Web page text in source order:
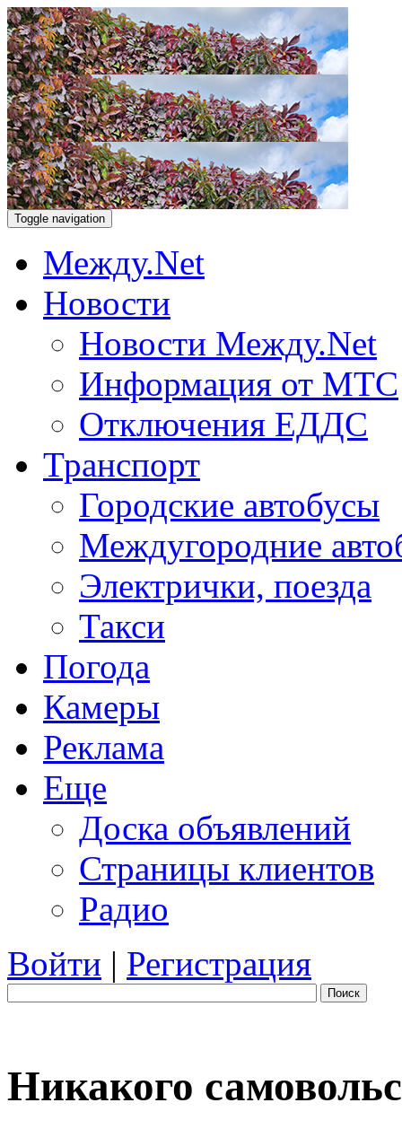
Toggle navigation
Между.Net
Новости
Новости Между.Net
Информация от МТС
Отключения ЕДДС
Транспорт
Городские автобусы
Междугородние
Электрички, поезда
Такси
Погода
Камеры
Реклама
Еще
Доска объявлений
Страницы клиентов
Радио
Войти | Регистрация
Поиск
Никакого